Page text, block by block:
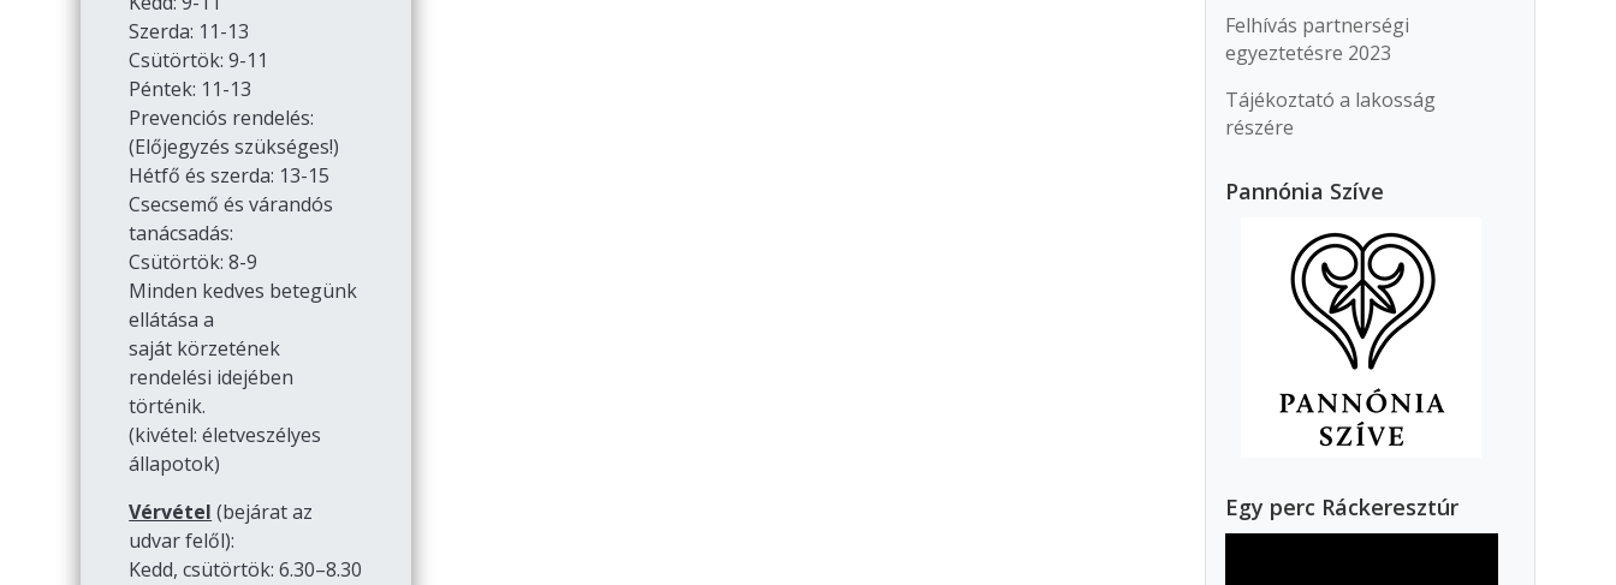
Szerda: 11-13
Csütörtök: 9-11
Péntek: 11-13
Prevenciós rendelés:
(Előjegyzés szükséges!)
Hétfő és szerda: 13-15
Csecsemő és várandós
tanácsadás:
Csütörtök: 8-9
Minden kedves betegünk
ellátása a
saját körzetének
rendelési idejében
történik.
(kivétel: életveszélyes
állapotok)
Vérvétel (bejárat az
udvar felől):
Kedd, csütörtök: 6.30–8.30
Felhívás partnerségi
egyeztetésre 2023
Tájékoztató a lakosság
részére
Pannónia Szíve
Egy perc Ráckeresztúr